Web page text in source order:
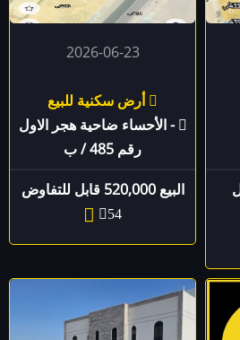
2026-06-23
أرض سكنية للبيع
- الأحساء ضاحية هجر الاول
رقم 485 / ب
البيع 520,000 قابل للتفاوض
54